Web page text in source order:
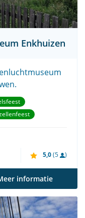
Enkhuizen
5,0(5 )
informatie